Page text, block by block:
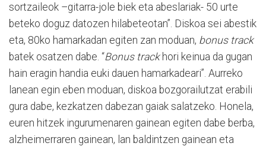
sortzaileok –gitarra-jole biek eta abeslariak- 50 urte
beteko doguz datozen hilabeteotan”. Diskoa sei abestik
eta, 80ko hamarkadan egiten zan moduan, bonus track
batek osatzen dabe. “Bonus track hori keinua da gugan
hain eragin handia euki dauen hamarkadeari”. Aurreko
lanean egin eben moduan, diskoa bozgorailutzat erabili
gura dabe, kezkatzen dabezan gaiak salatzeko. Honela,
euren hitzek ingurumenaren gainean egiten dabe berba,
alzheimerraren gainean, lan baldintzen gainean eta